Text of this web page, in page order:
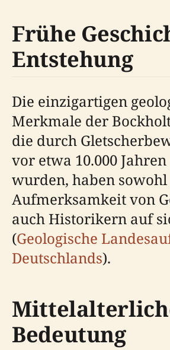
Frühe
Entstehung
Die einzigartigen
Merkmale der
die durch
vor etwa 10.000
wurden, haben
Aufmerksamkeit von
auch Historikern auf
(Geologische
Deutschlands).
Bedeutung